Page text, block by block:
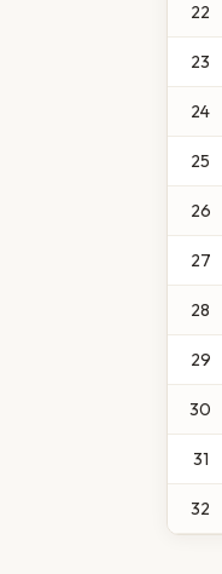
22
23
24
25
26
27
28
29
30
31
32